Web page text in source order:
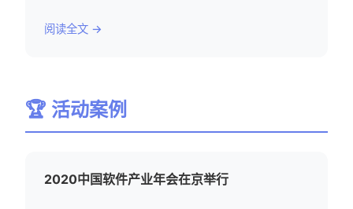
阅读全文 →
🏆 活动案例
2020中国软件产业年会在京举行